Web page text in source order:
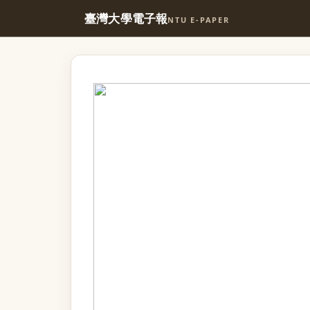
臺灣大學電子報NTU E-PAPER